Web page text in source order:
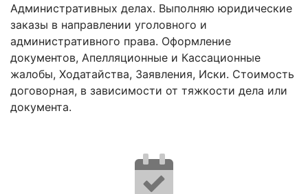
Административных делах. Выполняю юридические
заказы в направлении уголовного и
административного права. Оформление
документов, Апелляционные и Кассационные
жалобы, Ходатайства, Заявления, Иски. Стоимость
договорная, в зависимости от тяжкости дела или
документа.